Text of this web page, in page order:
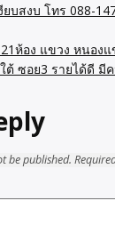
บสงบ โทร 088-
ห้อง แขวง หนอง
ต้ ซอย3 รายได้ดี มี
be published.